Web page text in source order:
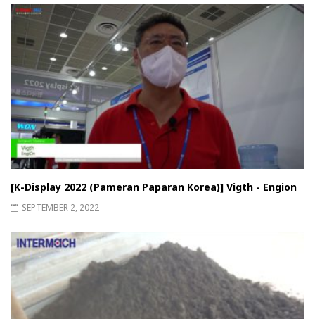
[K-Display 2022 (Pameran Paparan Korea)] Vigth - Engion
SEPTEMBER 2, 2022